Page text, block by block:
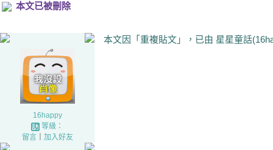
本文已被刪除
16happy
等級：
留言｜ 加入好友
本文因「重複貼文」，已由 星星童話